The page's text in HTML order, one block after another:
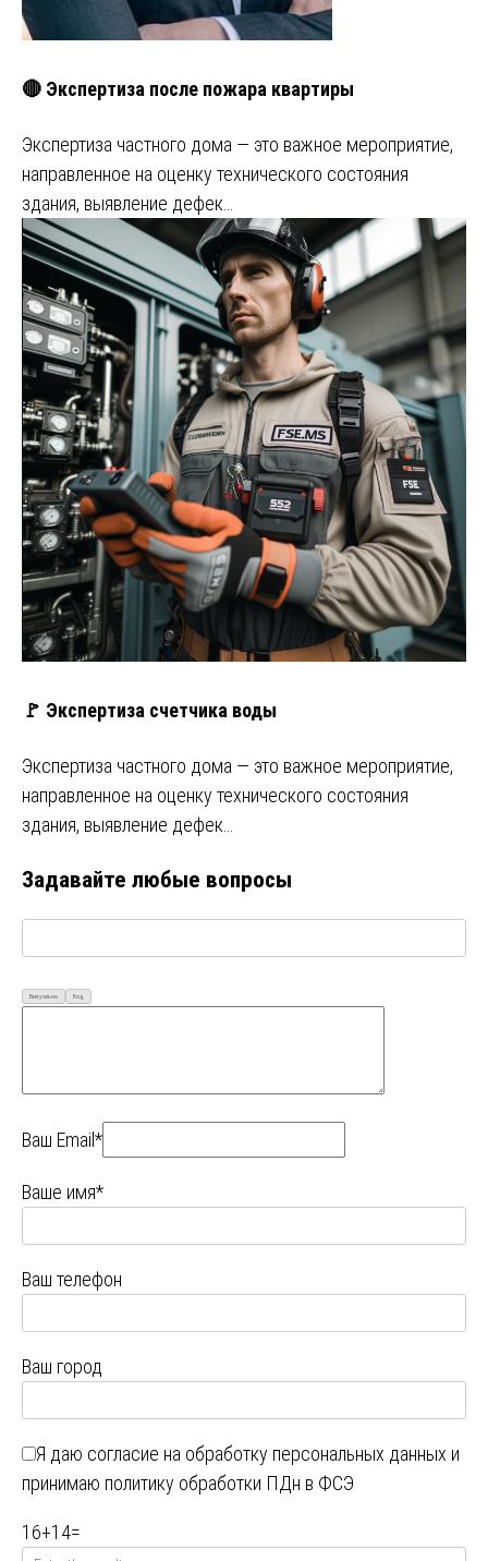
🔴 Экспертиза после пожара квартиры
Экспертиза частного дома — это важное мероприятие,
направленное на оценку технического состояния
здания, выявление дефек…
🚩 Экспертиза счетчика воды
Экспертиза частного дома — это важное мероприятие,
направленное на оценку технического состояния
здания, выявление дефек…
Задавайте любые вопросы
Визуально Код
Ваш Email*
Ваше имя*
Ваш телефон
Ваш город
Я даю согласие на обработку персональных данных и
принимаю политику обработки ПДн в ФСЭ
16+14=